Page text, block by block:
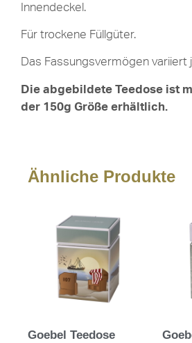
Innendeckel.
Für trockene Füllgüter.
Das Fassungsvermögen variiert
Die abgebildete Teedose ist
der 150g Größe erhältlich.
Ähnliche Produkte
Goebel Teedose